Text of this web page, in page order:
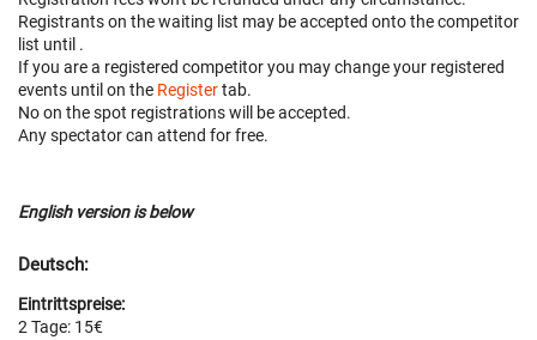
Registrants on the waiting list may be accepted onto the competitor
list until .
If you are a registered competitor you may change your registered
events until on the Registertab.
No on the spot registrations will be accepted.
Any spectator can attend for free.
English version is below
Deutsch:
Eintrittspreise:
2 Tage: 15€